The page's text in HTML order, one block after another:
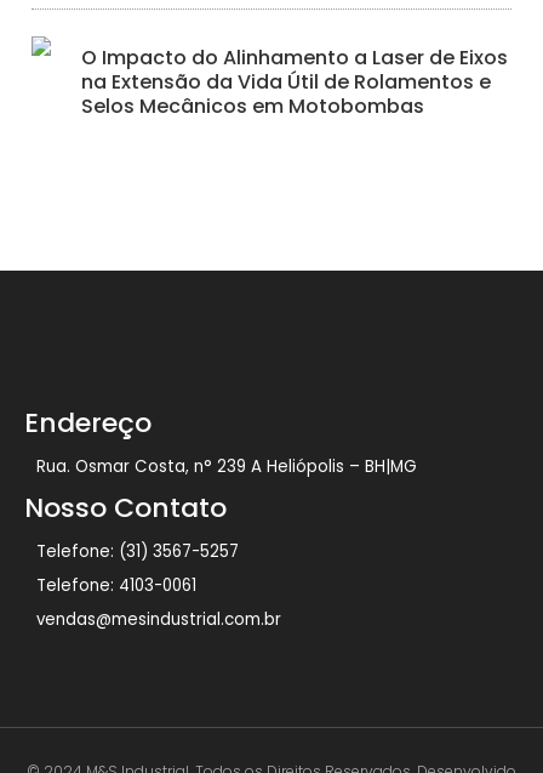
O Impacto do Alinhamento a Laser de Eixos
na Extensão da Vida Útil de Rolamentos e
Selos Mecânicos em Motobombas
Endereço
Rua. Osmar Costa, n° 239 A Heliópolis – BH|MG
Nosso Contato
Telefone: (31) 3567-5257
Telefone: 4103-0061
vendas@mesindustrial.com.br